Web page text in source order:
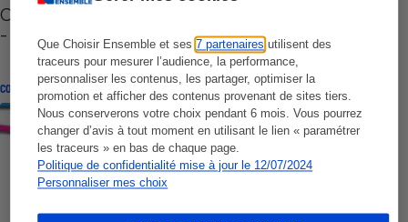
Que Choisir Ensemble et ses7 partenaires utilisent des
traceurs pour mesurer l’audience, la performance,
personnaliser les contenus, les partager, optimiser la
promotion et afficher des contenus provenant de sites tiers.
Nous conserverons votre choix pendant 6 mois. Vous pourrez
changer d’avis à tout moment en utilisant le lien « paramétrer
les traceurs » en bas de chaque page.
Politique de confidentialité mise à jour le 12/07/2024
Personnaliser mes choix
Cafetière à capsules zéro déchet CoffeeB (vidéo)
- Premières impressions
CONSEILS